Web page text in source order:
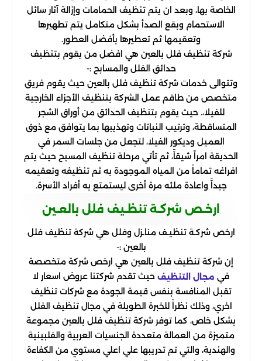
الخاصة بها، وبعد ان يتم تنظيف الحمامات وإزالة آثار سائل
الاستحمام وبقع الصدأ بشكل متكامل يتم تطهيرها
وتعقيمها ثم تعطيرها بأفضل العطور.
شركة تنظيف فلل بالعين هي افضل من يقوم بتنظيف
حدائق الفلل والمسابح :-
وتتوالى خدمات شركة تنظيف فلل بالعين حيث يقوم فريق
متخصص من طاقم عمل الشركة بتنظيف الأجزاء الخارجية
للفيلا،. حيث يقوم بتنظيف الحدائق من أوراق الشجر
المتساقطة، وترتيب النباتات وتهذيبها بما يتوافق مع ذوق
العميل وديكور الفيلا، لتجعل من جلسات السمر في
الحديقة امراً شيقاََ، ثم تأتي مرحلة تنظيف المسبح حيث يتم
افراغه تماماََ من المياه الموجودة به ثم تنظيفه وتعقيمه
جيداََ واعادة ملئه مرة أخرى ليستمتع به أفراد الأسرة.
ارخـص شركـة تنظـيف فلل بالعـين
ارخص شركـة تنظيـف مناـزل وفلل هي شركة تنظيف فلل
بالعين :-
إن شركة تنظيف فلل بالعين هي ارخص شركة متخصصة
في مجال التنظيف حيث تقدم شركتنا عروض اسعار لا
تقبل المنافسة بنفس قيمة الجودة مع شركات تنظيف
اخري، وذلك نظراََ للخبرة الطويلة في مجال تنظيف الفلل
بشكل خاص، كما توفر شركة تنظيف فلل بالعين مجموعة
متميزة من العمالة متعددة الجنسيات العربية والفلبينية
والهندية، والتي تم تدريبها علي اعلي مستوي من الكفاءة